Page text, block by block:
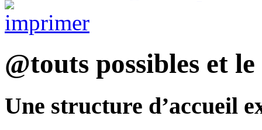
@touts possibles et le
Une structure d’accueil